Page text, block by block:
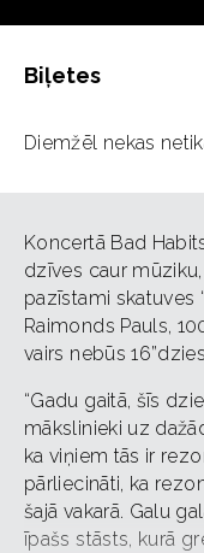
Biļetes
Diemžēl nekas
Koncertā Bad
dzīves caur
pazīstami skatuves
Raimonds Pauls,
vairs nebūs
“Gadu gaitā, šīs
mākslinieki uz
ka viņiem tās ir
pārliecināti, ka
šajā vakarā. Galu
īpašs stāsts, kurā